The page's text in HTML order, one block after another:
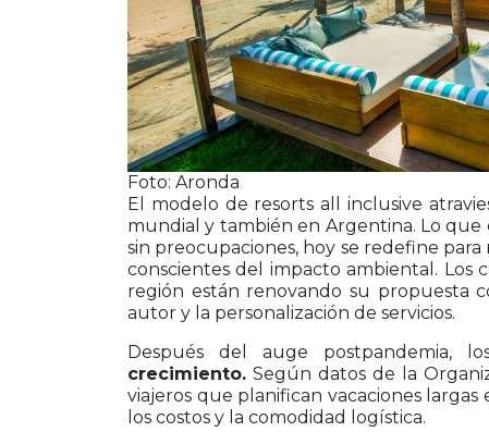
Foto: Aronda
El modelo de resorts all inclusive
mundial y también en Argentina. Lo
sin preocupaciones, hoy se redefine
conscientes del impacto ambiental. Los
región están renovando su propuesta
autor y la personalización de servicios.
Después del auge postpandemia,
crecimiento. Según datos de la
viajeros que planifican vacaciones
los costos y la comodidad logística.